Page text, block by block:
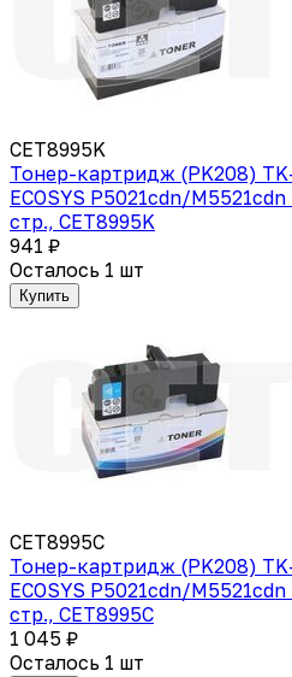
CET8995K
Тонер-картридж (PK208) TK-
ECOSYS P5021cdn/
стр., CET8995K
941 ₽
Осталось 1 шт
Купить
CET8995C
Тонер-картридж (PK208) TK-
ECOSYS P5021cdn/
стр., CET8995C
1 045 ₽
Осталось 1 шт